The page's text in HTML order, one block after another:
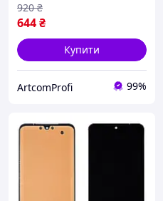
644₴
920 ₴
Купити
ArtcomProfi 99%